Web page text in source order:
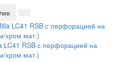
LC41 RSB с перфорацией на
хром мат.)